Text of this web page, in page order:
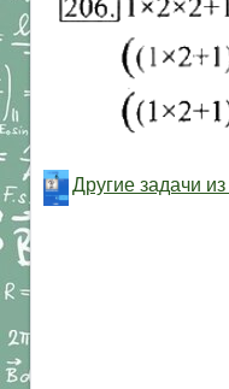
Другие задачи